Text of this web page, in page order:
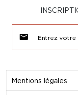
Mentions légales